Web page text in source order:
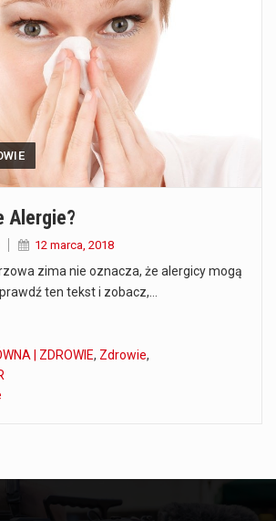
Alergie?
12 marca, 2018
zima nie oznacza, że alergicy mogą
ten tekst i zobacz,…
| ZDROWIE, Zdrowie,